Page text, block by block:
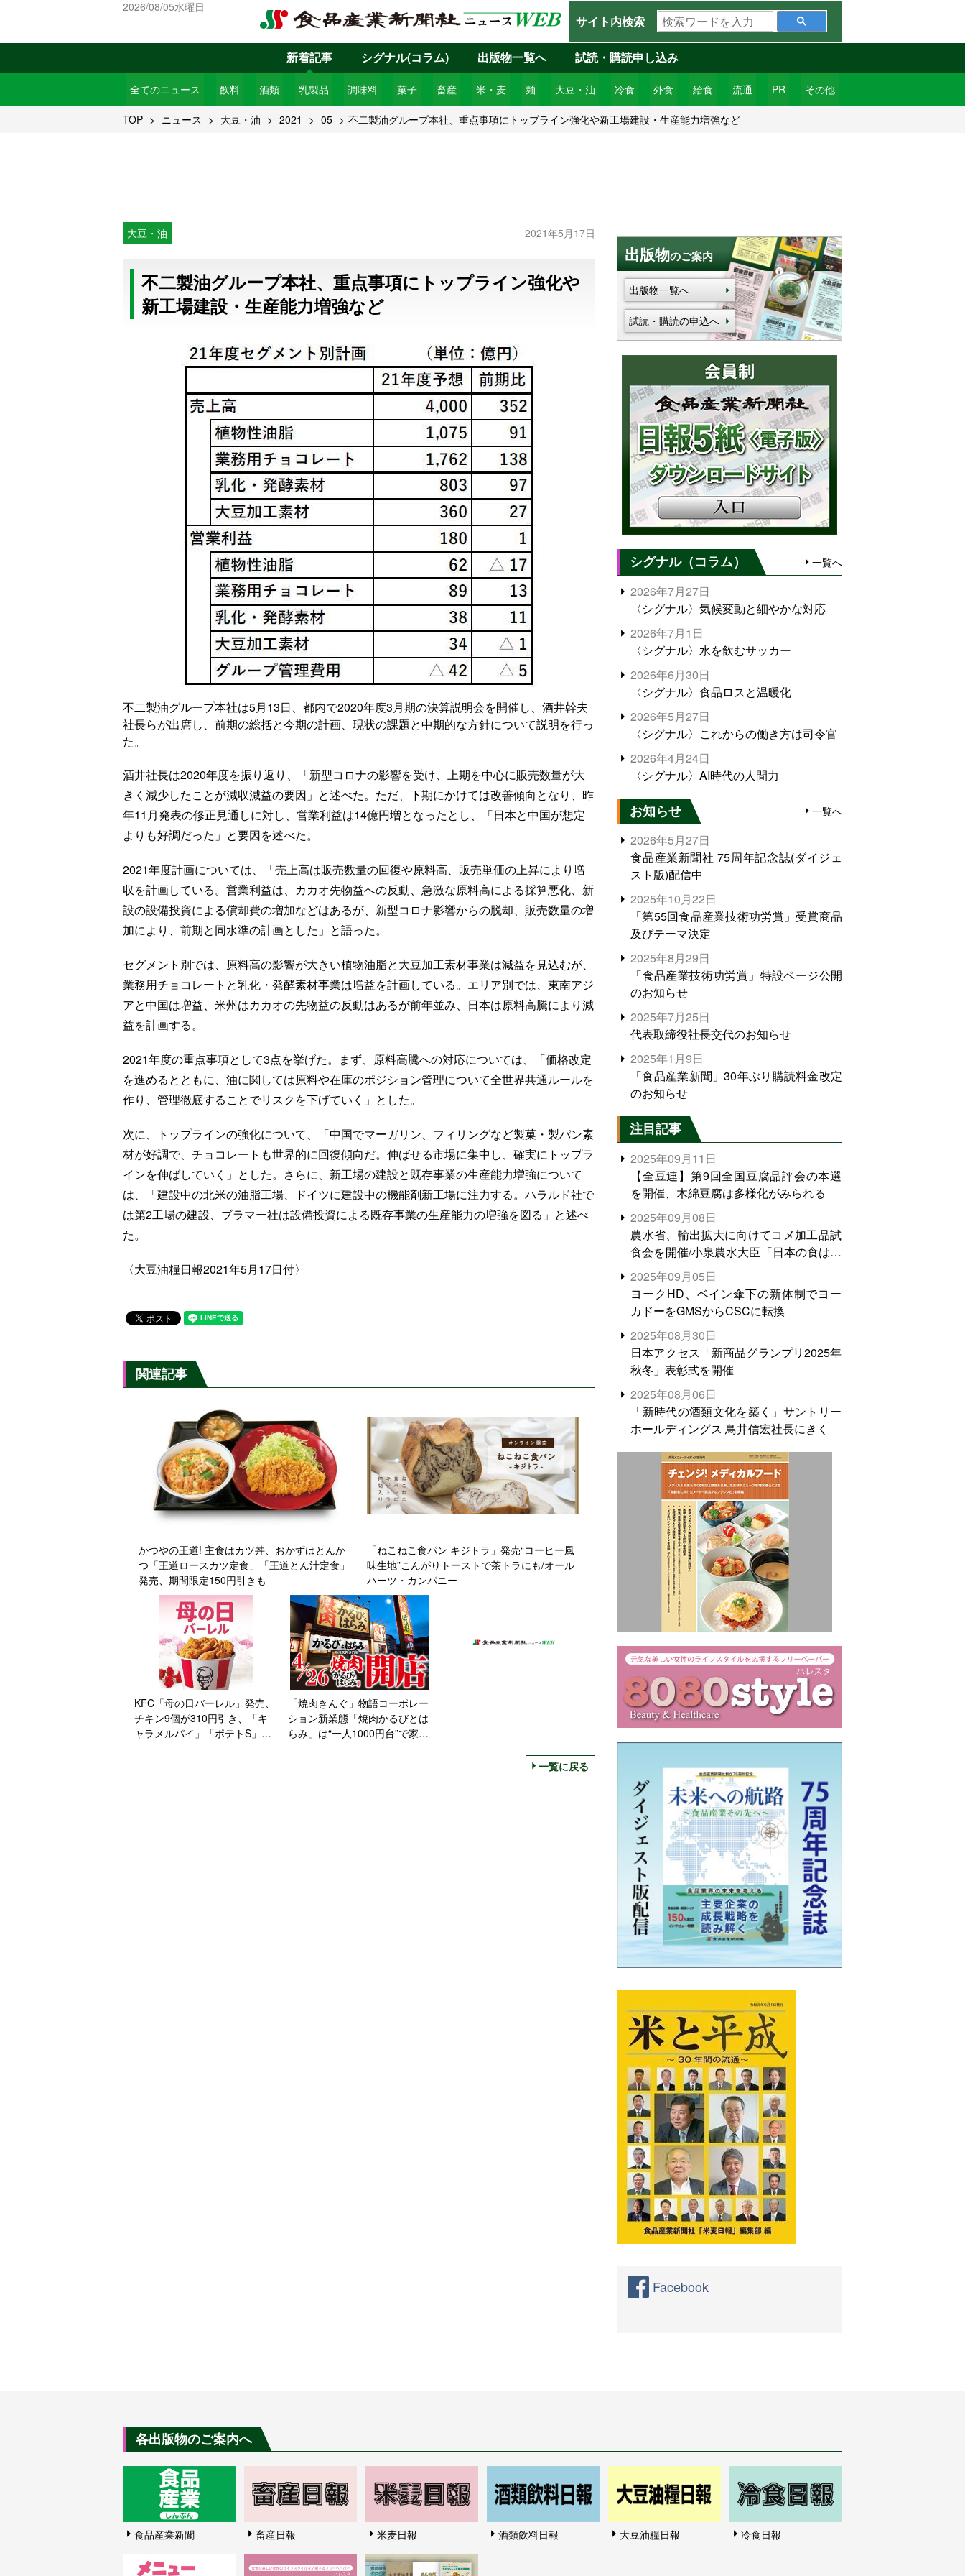
2026/08/05水曜日
サイト内検索
検
索
ワ
ー
ド
を
入
新着記事
全てのニュース 飲料 酒類 乳製品 調味料 菓子 畜産 米・麦 麺 大豆・油 冷食 外食 給食 流通 PR その他
シグナル(コラム) 出版物一覧へ 試読・購読申し込み
TOP ニュース 大豆・油 2021 05 不二製油グループ本社、重点事項にトップライン強化や新工場建設・生産能力増強など
大豆・油 2021年5月17日
不二製油グループ本社、重点事項にトップライン強化や
新工場建設・生産能力増強など
不二製油グループ本社は5月13日、都内で2020年度3月期の決算説明会を開催し、酒井幹夫
社長らが出席し、前期の総括と今期の計画、現状の課題と中期的な方針について説明を行っ
た。
酒井社長は2020年度を振り返り、「新型コロナの影響を受け、上期を中心に販売数量が大
きく減少したことが減収減益の要因」と述べた。ただ、下期にかけては改善傾向となり、昨
年11月発表の修正見通しに対し、営業利益は14億円増となったとし、「日本と中国が想定
よりも好調だった」と要因を述べた。
2021年度計画については、「売上高は販売数量の回復や原料高、販売単価の上昇により増
収を計画している。営業利益は、カカオ先物益への反動、急激な原料高による採算悪化、新
設の設備投資による償却費の増加などはあるが、新型コロナ影響からの脱却、販売数量の増
加により、前期と同水準の計画とした」と語った。
セグメント別では、原料高の影響が大きい植物油脂と大豆加工素材事業は減益を見込むが、
業務用チョコレートと乳化・発酵素材事業は増益を計画している。エリア別では、東南アジ
アと中国は増益、米州はカカオの先物益の反動はあるが前年並み、日本は原料高騰により減
益を計画する。
2021年度の重点事項として3点を挙げた。まず、原料高騰への対応については、「価格改定
を進めるとともに、油に関しては原料や在庫のポジション管理について全世界共通ルールを
作り、管理徹底することでリスクを下げていく」とした。
次に、トップラインの強化について、「中国でマーガリン、フィリングなど製菓・製パン素
材が好調で、チョコレートも世界的に回復傾向だ。伸ばせる市場に集中し、確実にトップラ
インを伸ばしていく」とした。さらに、新工場の建設と既存事業の生産能力増強について
は、「建設中の北米の油脂工場、ドイツに建設中の機能剤新工場に注力する。ハラルド社で
は第2工場の建設、ブラマー社は設備投資による既存事業の生産能力の増強を図る」と述べ
た。
〈大豆油糧日報2021年5月17日付〉
関連記事
かつやの王道! 主食はカツ丼、おかずはとんか
つ「王道ロースカツ定食」「王道とん汁定食」
発売、期間限定150円引きも
「ねこねこ食パン キジトラ」発売“コーヒー風
味生地”こんがりトーストで茶トラにも/オール
ハーツ・カンパニー
KFC「母の日バーレル」発売、
チキン9個が310円引き、「キ
ャラメルパイ」「ポテトS」追
「焼肉きんぐ」物語コーポレー
ション新業態「焼肉かるびとは
らみ」は“一人1000円台”で家族
一覧に戻る
出版物のご案内
出版物一覧へ
試読・購読の申込へ
シグナル（コラム） 一覧へ
2026年7月27日
〈シグナル〉気候変動と細やかな対応
2026年7月1日
〈シグナル〉水を飲むサッカー
2026年6月30日
〈シグナル〉食品ロスと温暖化
2026年5月27日
〈シグナル〉これからの働き方は司令官
2026年4月24日
〈シグナル〉AI時代の人間力
お知らせ 一覧へ
2026年5月27日
食品産業新聞社 75周年記念誌(ダイジェ
スト版)配信中
2025年10月22日
「第55回食品産業技術功労賞」受賞商品
及びテーマ決定
2025年8月29日
「食品産業技術功労賞」特設ページ公開
のお知らせ
2025年7月25日
代表取締役社長交代のお知らせ
2025年1月9日
「食品産業新聞」30年ぶり購読料金改定
のお知らせ
注目記事
2025年09月11日
【全豆連】第9回全国豆腐品評会の本選
を開催、木綿豆腐は多様化がみられる
2025年09月08日
農水省、輸出拡大に向けてコメ加工品試
食会を開催/小泉農水大臣「日本の食は世
界でトップをとれる。米増産に向けて、
米輸出需要の拡大を」
2025年09月05日
ヨークHD、ベイン傘下の新体制でヨー
カドーをGMSからCSCに転換
2025年08月30日
日本アクセス「新商品グランプリ2025年
秋冬」表彰式を開催
2025年08月06日
「新時代の酒類文化を築く」サントリー
ホールディングス 鳥井信宏社長にきく
Facebook
各出版物のご案内へ
食品産業新聞 畜産日報 米麦日報 酒類飲料日報 大豆油糧日報 冷食日報